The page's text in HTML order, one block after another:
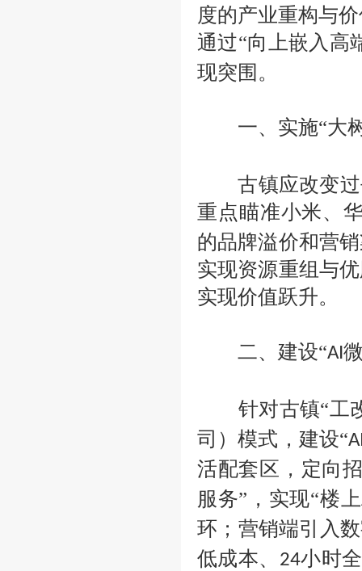
度的产业重构与
通过“向上嵌入高
现突围。
一、实施“大
古镇应改变过
重点瞄准小米、
的品牌溢价和营
实现资源重组与
实现价值跃升。
二、建设“AI
针对古镇“工
司）模式，建设“
活配套区，定向
服务”，实现“楼上
环；营销端引入
低成本、 24小时